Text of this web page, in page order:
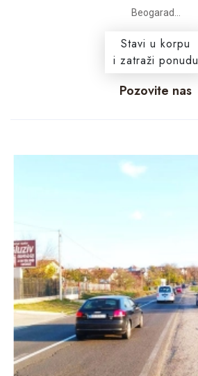
Beogarad...
Stavi u korpu
i zatraži ponudu
Pozovite nas